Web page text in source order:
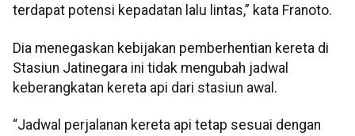
terdapat potensi kepadatan lalu lintas,” kata Franoto.
Dia menegaskan kebijakan pemberhentian kereta di
Stasiun Jatinegara ini tidak mengubah jadwal
keberangkatan kereta api dari stasiun awal.
“Jadwal perjalanan kereta api tetap sesuai dengan